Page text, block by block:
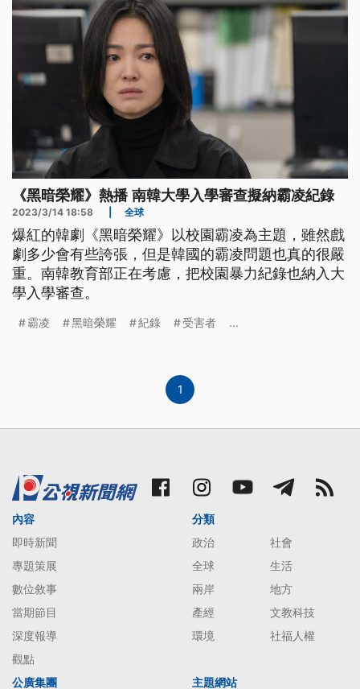
《黑暗榮耀》熱播 南韓大學入學審查擬納霸凌紀錄
2023/3/14 18:58 全球
爆紅的韓劇《黑暗榮耀》以校園霸凌為主題，雖然戲
劇多少會有些誇張，但是韓國的霸凌問題也真的很嚴
重。南韓教育部正在考慮，把校園暴力紀錄也納入大
學入學審查。
霸凌 黑暗榮耀 紀錄 受害者 ...
1
內容
即時新聞
專題策展
數位敘事
當期節目
深度報導
觀點
分類
政治
社會
全球
生活
兩岸
地方
產經
文教科技
環境
社福人權
公廣集團 主題網站